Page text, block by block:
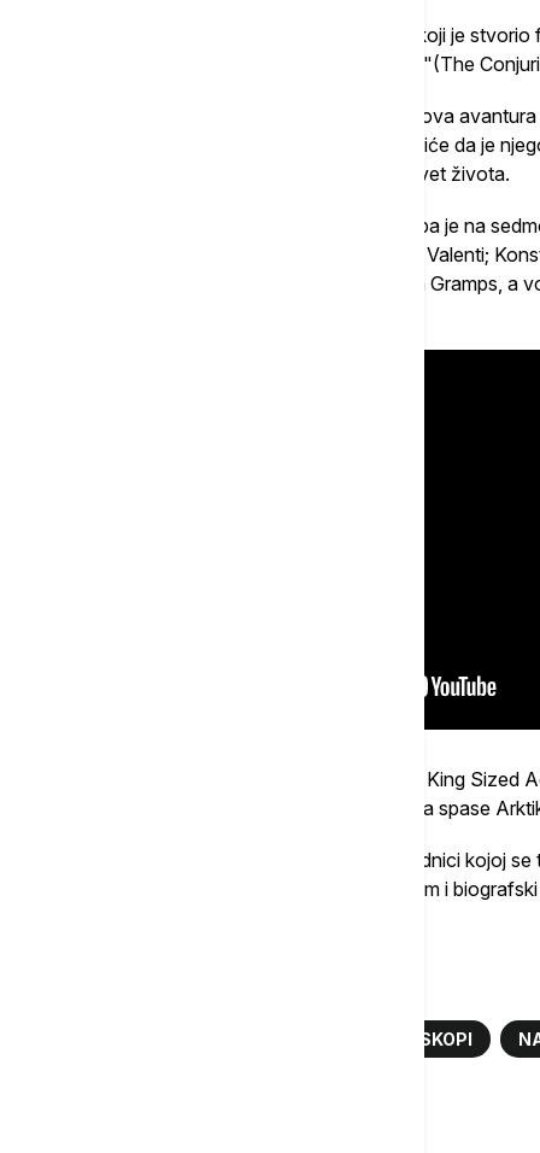
Ostvarenje potpisuje reditelj Džejms Van, koji je
"Podmuklost" (Insidious) i "Prizivanje zla "(The
Sledi animirani film "Mačak u čizmama", nova
Odvažni odmetnik, Mačak u čizmama otkriće da je
naplatu, jer je iskoristio osam od svojih devet života.
Deca su činila većinu bioskopske publike pa je na
ulogama su Havijer Bardem kao Hektor P. Valenti;
porodica Prim i Bret Gelman kao gospodin Gramps, a
"Meda sa severa" ("Norm of the North 3: King Sized
brbljivog medveda Norma koji pokušava da spase
Horor "Duhovi prošlosti" (Bed Rest) o trudnici kojoj
zastrašujuće vizije, sledeći je na listi, a zatim i
DOMAĆI BIOSKOPI